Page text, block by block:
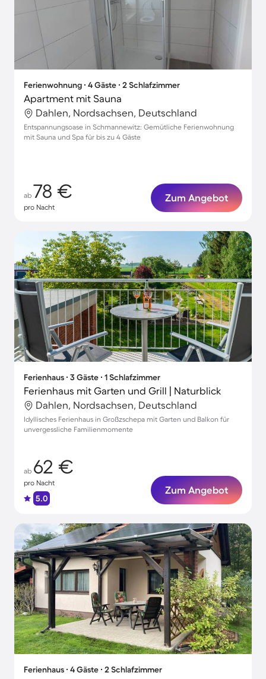
Ferienwohnung ∙ 4 Gäste ∙ 2 Schlafzimmer
Apartment mit Sauna
Dahlen, Nordsachsen, Deutschland
Entspannungsoase in Schmannewitz: Gemütliche Ferienwohnung
mit Sauna und Spa für bis zu 4 Gäste
ab 78 €
pro Nacht
Zum Angebot
Ferienhaus ∙ 3 Gäste ∙ 1 Schlafzimmer
Ferienhaus mit Garten und Grill | Naturblick
Dahlen, Nordsachsen, Deutschland
Idyllisches Ferienhaus in Großzschepa mit Garten und Balkon für
unvergessliche Familienmomente
ab 62 €
pro Nacht
5.0
Zum Angebot
Ferienhaus ∙ 4 Gäste ∙ 2 Schlafzimmer